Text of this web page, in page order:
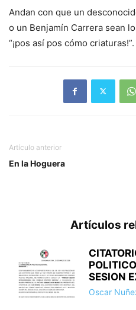
Andan con que un
o un Benjamín Carrera sean
“¡pos así pos cómo criaturas!”.
Artículo anterior
En la Hoguera
Artículos
SESION
Oscar